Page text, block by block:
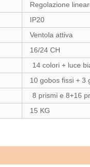
Regolazione
IP20
Ventola attiva
16/24 CH
14 colori + luce
10 gobos fissi + 3
8 prismi e 8+16
15 KG